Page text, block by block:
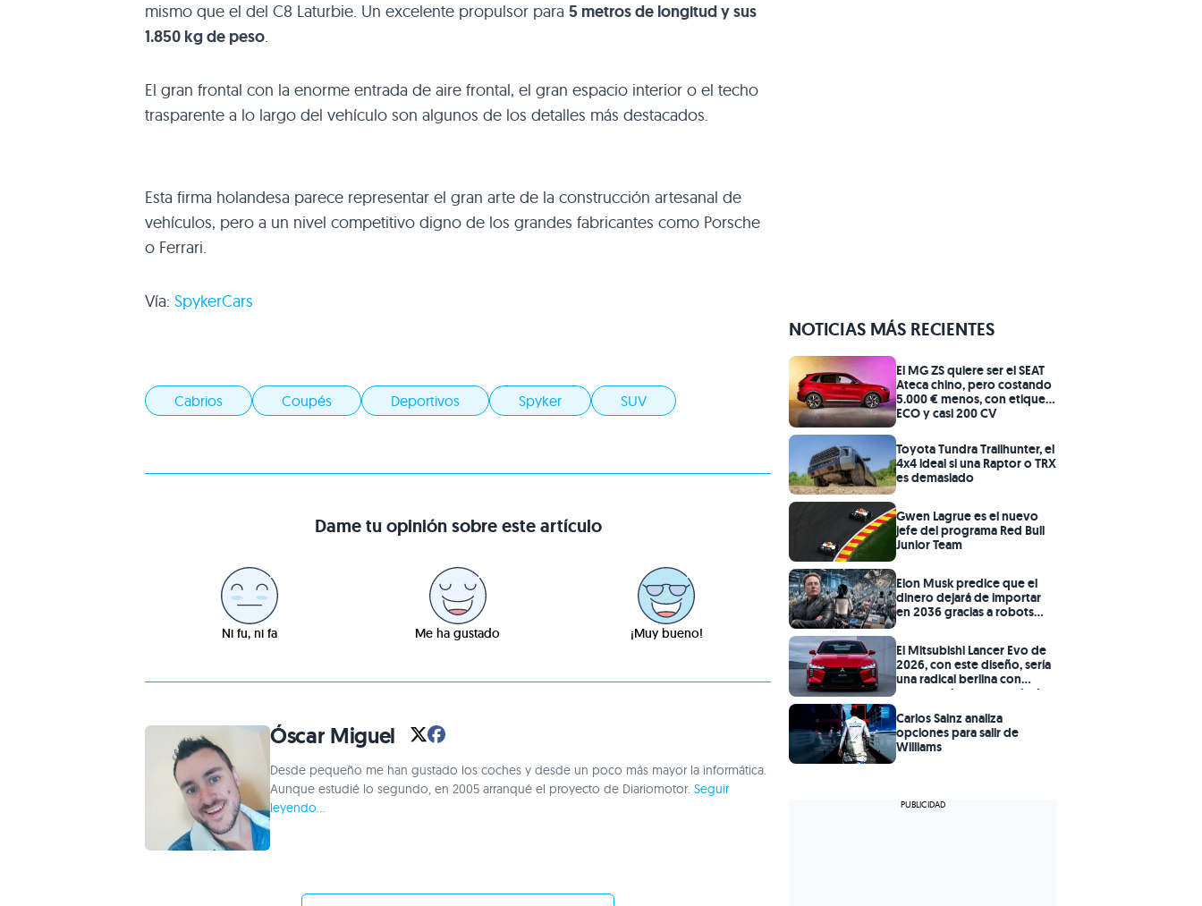
mismo que el del C8 Laturbie. Un excelente propulsor para 5 metros de longitud y sus
1.850 kg de peso.
El gran frontal con la enorme entrada de aire frontal, el gran espacio interior o el techo
trasparente a lo largo del vehículo son algunos de los detalles más destacados.
Esta firma holandesa parece representar el gran arte de la construcción artesanal de
vehículos, pero a un nivel competitivo digno de los grandes fabricantes como Porsche
o Ferrari.
Vía: SpykerCars
Cabrios Coupés Deportivos Spyker SUV
Dame tu opinión sobre este artículo
Ni fu, ni fa Me ha gustado ¡Muy bueno!
Óscar Miguel
Desde pequeño me han gustado los coches y desde un poco más mayor la informática.
Aunque estudié lo segundo, en 2005 arranqué el proyecto de Diariomotor. Seguir
leyendo...
NOTICIAS MÁS RECIENTES
El MG ZS quiere ser el SEAT
Ateca chino, pero costando
5.000 € menos, con etiqueta
ECO y casi 200 CV
Toyota Tundra Trailhunter, el
4x4 ideal si una Raptor o TRX
es demasiado
Gwen Lagrue es el nuevo
jefe del programa Red Bull
Junior Team
Elon Musk predice que el
dinero dejará de importar
en 2036 gracias a robots
El Mitsubishi Lancer Evo de
2026, con este diseño, sería
una radical berlina con
motor turbo y potencia de
Carlos Sainz analiza
opciones para salir de
Williams